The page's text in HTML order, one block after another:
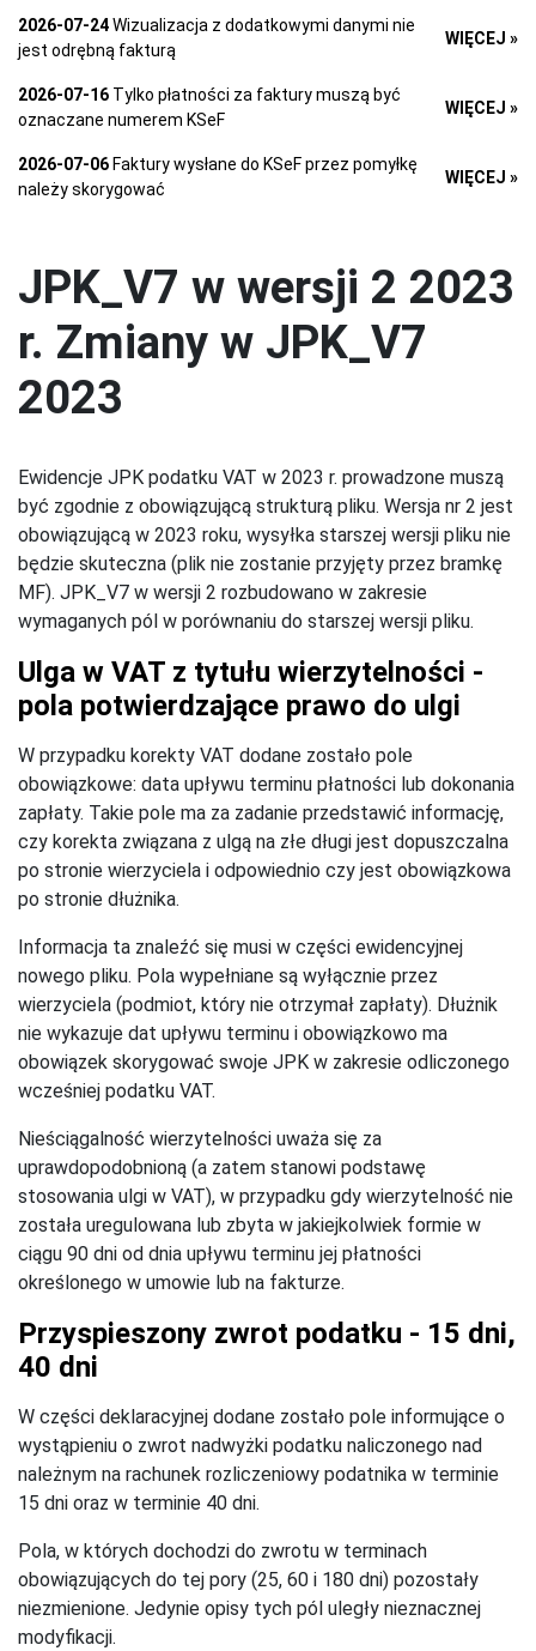
2026-07-24Wizualizacja z dodatkowymi danymi nie
jest odrębną fakturą
WIĘCEJ »
2026-07-16 Tylko płatności za faktury muszą być
oznaczane numerem KSeF
WIĘCEJ »
2026-07-06 Faktury wysłane do KSeF przez pomyłkę
należy skorygować
WIĘCEJ »
JPK_V7 w wersji 2 2023
r. Zmiany w JPK_V7
2023
Ewidencje JPK podatku VAT w 2023 r. prowadzone muszą
być zgodnie z obowiązującą strukturą pliku. Wersja nr 2 jest
obowiązującą w 2023 roku, wysyłka starszej wersji pliku nie
będzie skuteczna (plik nie zostanie przyjęty przez bramkę
MF). JPK_V7 w wersji 2 rozbudowano w zakresie
wymaganych pól w porównaniu do starszej wersji pliku.
Ulga w VAT z tytułu wierzytelności -
pola potwierdzające prawo do ulgi
W przypadku korekty VAT dodane zostało pole
obowiązkowe: data upływu terminu płatności lub dokonania
zapłaty. Takie pole ma za zadanie przedstawić informację,
czy korekta związana z ulgą na złe długi jest dopuszczalna
po stronie wierzyciela i odpowiednio czy jest obowiązkowa
po stronie dłużnika.
Informacja ta znaleźć się musi w części ewidencyjnej
nowego pliku. Pola wypełniane są wyłącznie przez
wierzyciela (podmiot, który nie otrzymał zapłaty). Dłużnik
nie wykazuje dat upływu terminu i obowiązkowo ma
obowiązek skorygować swoje JPK w zakresie odliczonego
wcześniej podatku VAT.
Nieściągalność wierzytelności uważa się za
uprawdopodobnioną (a zatem stanowi podstawę
stosowania ulgi w VAT), w przypadku gdy wierzytelność nie
została uregulowana lub zbyta w jakiejkolwiek formie w
ciągu 90 dni od dnia upływu terminu jej płatności
określonego w umowie lub na fakturze.
Przyspieszony zwrot podatku - 15 dni,
40 dni
W części deklaracyjnej dodane zostało pole informujące o
wystąpieniu o zwrot nadwyżki podatku naliczonego nad
należnym na rachunek rozliczeniowy podatnika w terminie
15 dni oraz w terminie 40 dni.
Pola, w których dochodzi do zwrotu w terminach
obowiązujących do tej pory (25, 60 i 180 dni) pozostały
niezmienione. Jedynie opisy tych pól uległy nieznacznej
modyfikacji.